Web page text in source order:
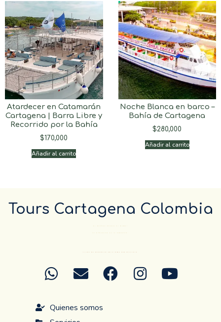
Atardecer en Catamarán
Cartagena | Barra Libre y
Recorrido por la Bahía
$170,000
Añadir al carrito
Noche Blanca en barco –
Bahía de Cartagena
$280,000
Añadir al carrito
Tours Cartagena Colombia
Quienes somos